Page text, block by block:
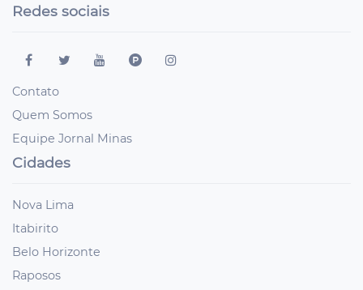
Redes sociais
Contato
Quem Somos
Equipe Jornal Minas
Cidades
Nova Lima
Itabirito
Belo Horizonte
Raposos